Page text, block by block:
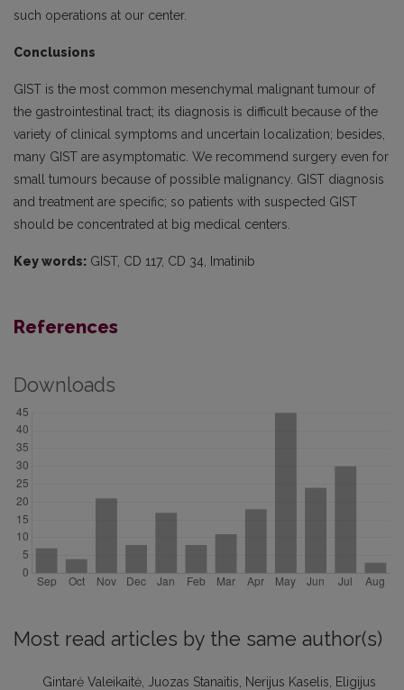
such operations at our center.
Conclusions
GIST is the most common mesenchymal malignant tumour of
the gastrointestinal tract; its diagnosis is difficult because of the
variety of clinical symptoms and uncertain localization; besides,
many GIST are asymptomatic. We recommend surgery even for
small tumours because of possible malignancy. GIST diagnosis
and treatment are specific; so patients with suspected GIST
should be concentrated at big medical centers.
Key words: GIST, CD 117, CD 34, Imatinib
References
Downloads
Most read articles by the same author(s)
Gintarė Valeikaitė, Juozas Stanaitis, Nerijus Kaselis, Eligijus